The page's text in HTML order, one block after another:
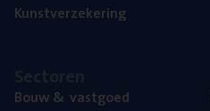
Kunst­ver­ze­ke­ring
Bouw& vastgoed